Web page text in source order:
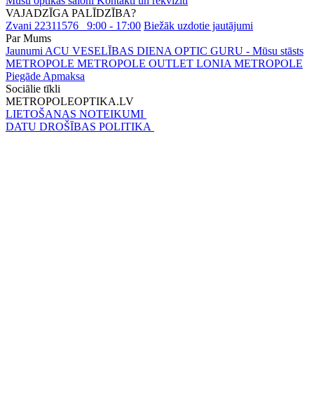
VAJADZĪGA PALĪDZĪBA?
Zvani 22311576 9:00 - 17:00 Biežāk uzdotie jautājumi
Par Mums
JaunumiACU VESELĪBAS DIENAOPTIC GURU - Mūsu stāsts
METROPOLE METROPOLE OUTLET LONIA METROPOLE
PiegādeApmaksa
Sociālie tīkli
METROPOLEOPTIKA.LV
LIETOŠANAS NOTEIKUMI
DATU DROŠĪBAS POLITIKA